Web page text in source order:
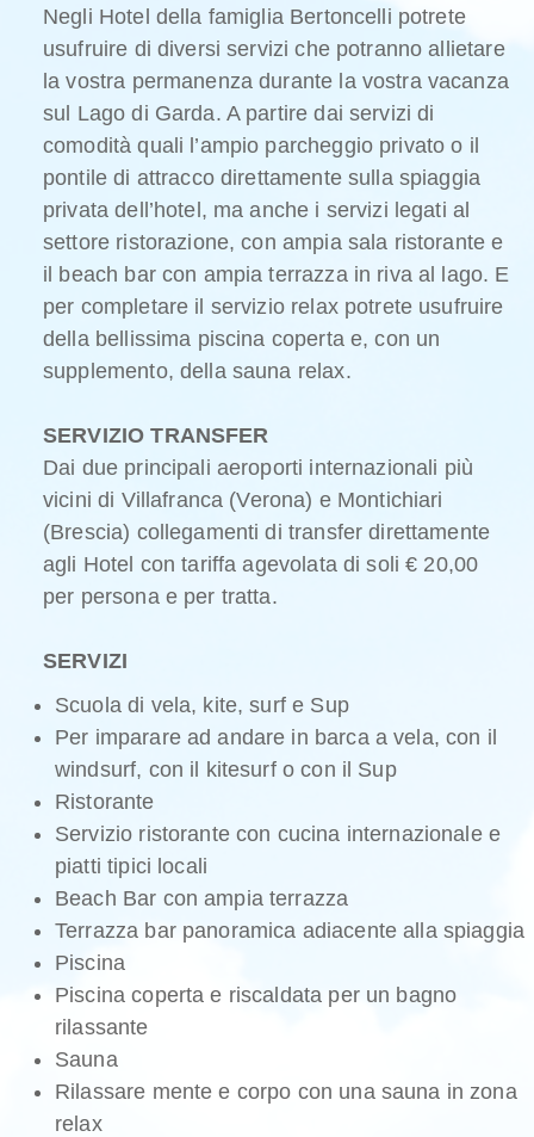
Negli Hotel della famiglia Bertoncelli potrete
usufruire di diversi servizi che potranno allietare
la vostra permanenza durante la vostra vacanza
sul Lago di Garda. A partire dai servizi di
comodità quali l’ampio parcheggio privato o il
pontile di attracco direttamente sulla spiaggia
privata dell’hotel, ma anche i servizi legati al
settore ristorazione, con ampia sala ristorante e
il beach bar con ampia terrazza in riva al lago. E
per completare il servizio relax potrete usufruire
della bellissima piscina coperta e, con un
supplemento, della sauna relax.
SERVIZIO TRANSFER
Dai due principali aeroporti internazionali più
vicini di Villafranca (Verona) e Montichiari
(Brescia) collegamenti di transfer direttamente
agli Hotel con tariffa agevolata di soli € 20,00
per persona e per tratta.
SERVIZI
Scuola di vela, kite, surf e Sup
Per imparare ad andare in barca a vela, con il
windsurf, con il kitesurf o con il Sup
Ristorante
Servizio ristorante con cucina internazionale e
piatti tipici locali
Beach Bar con ampia terrazza
Terrazza bar panoramica adiacente alla spiaggia
Piscina
Piscina coperta e riscaldata per un bagno
rilassante
Sauna
Rilassare mente e corpo con una sauna in zona
relax